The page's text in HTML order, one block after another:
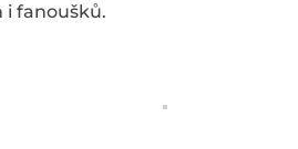
i fanoušků.